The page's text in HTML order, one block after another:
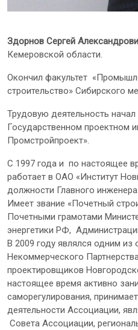
Здорнов Сергей
Кемеровской области.
Окончил факультет
строительство» Сибирского
Трудовую деятельность начал
Государственном проектном
Промстройпроект».
С 1997 года и по настоящее
работает в ОАО «Институт
должности Главного инженера.
Имеет звание «Почетный
Почетными грамотами
энергетики РФ,
В 2009 году являлся одним из
Некоммерческого
проектировщиков
настоящее время активно
саморегулирования,
деятельности Ассоциации,
Совета Ассоциации,